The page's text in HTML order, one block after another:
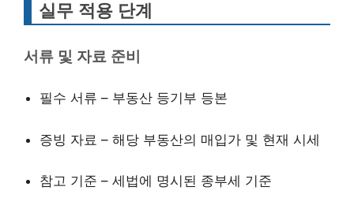
실무 적용 단계
서류 및 자료 준비
필수 서류 – 부동산 등기부 등본
증빙 자료 – 해당 부동산의 매입가 및 현재 시세
참고 기준 – 세법에 명시된 종부세 기준